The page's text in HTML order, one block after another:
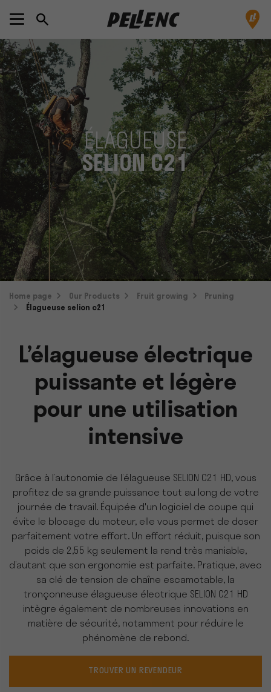
ÉLAGUEUSE
SELION C21
Home page Our Products Fruit growing
Pruning
Élagueuse selion c21
L’élagueuse électrique
puissante et légère
pour une utilisation
intensive
Grâce à l’autonomie de l’élagueuse SELION C21 HD, vous
profitez de sa grande puissance tout au long de votre
journée de travail. Équipée d'un logiciel de coupe qui
évite le blocage du moteur, elle vous permet de doser
parfaitement votre effort. Un effort réduit, puisque son
poids de 2,55 kg seulement la rend très maniable,
d’autant que son ergonomie est parfaite. Pratique, avec
sa clé de tension de chaîne escamotable, la
tronçonneuse élagueuse électrique SELION C21 HD
intègre également de nombreuses innovations en
matière de sécurité, notamment pour réduire le
phénomène de rebond.
TROUVER UN REVENDEUR